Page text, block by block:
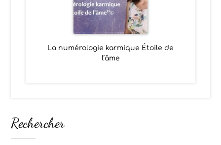
La numérologie karmique Étoile de
l’âme
Rechercher